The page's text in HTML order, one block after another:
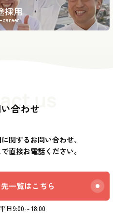
採用
career
us
合わせ
関するお問い合わせ、
直接お電話ください。
一覧はこちら
日9:00～18:00